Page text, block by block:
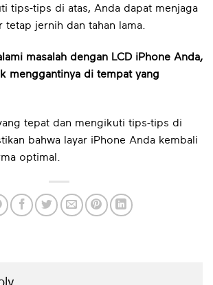
tips-tips di atas, Anda dapat menjaga
tetap jernih dan tahan lama.
masalah dengan LCD iPhone Anda,
menggantinya di tempat yang
tepat dan mengikuti tips-tips di
bahwa layar iPhone Anda kembali
optimal.